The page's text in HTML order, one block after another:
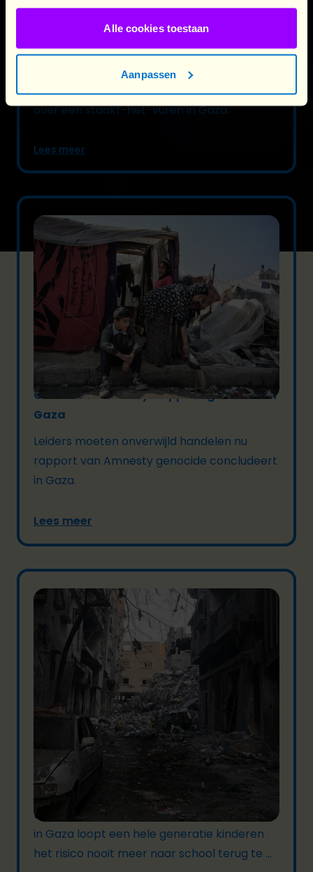
Alle cookies toestaan
Aanpassen
16/01/2025
Plan International verwelkomt de berichten
over een staakt-het-vuren in Gaza.
Lees meer
Conclusie Amnesty-rapport: genocide in
Gaza
Leiders moeten onverwijld handelen nu
rapport van Amnesty genocide concludeert
in Gaza.
Lees meer
05/08/2024
Schoolaanvallen in Gaza moeten
stoppen | ...
Door de toenemende aanvallen op scholen
in Gaza loopt een hele generatie kinderen
het risico nooit meer naar school terug te ...